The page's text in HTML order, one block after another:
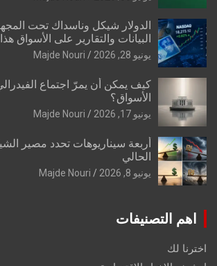
الدولار شيكل وناسداك تحت
البيانات والتقارير على الأسواق
يونيو 28, 2026 Majde Nouri
كيف يمكن أن يمرّ اجتماع
الأسواق؟
يونيو 17, 2026 Majde Nouri
أربعة سيناريوهات تحدد مصير
الحالي
يونيو 8, 2026 Majde Nouri
اهم التصنيفات
اخترنا لك